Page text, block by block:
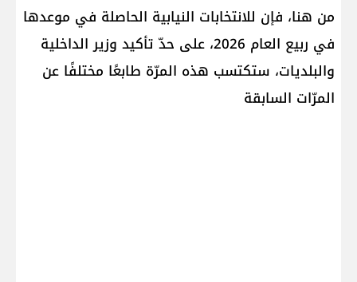
من هنا، فإن للانتخابات النيابية الحاصلة في موعدها
في ربيع العام 2026، على حدّ تأكيد وزير الداخلية
والبلديات، ستكتسب هذه المرّة طابعًا مختلفًا عن
المرّات السابقة